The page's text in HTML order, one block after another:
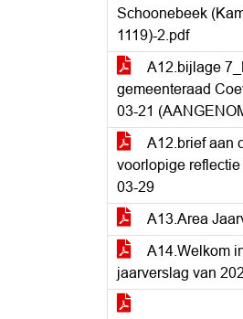
Schoonebeek
1119)-2.pdf
A12.bijlage
gemeenteraad
03-21
A12.brief aan
voorlopige
03-29
A13.Area
A14.Welkom
jaarverslag van